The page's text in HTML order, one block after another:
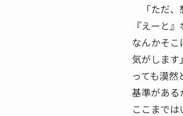
「ただ、
『えーと
なんかそ
気がしま
っても漠
基準がある
ここまで